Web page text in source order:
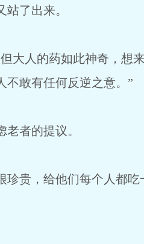
了出来。
大人的药如此神奇，想
不敢有任何反逆之意。”
者的提议。
贵，给他们每个人都